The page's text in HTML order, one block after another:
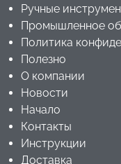
Ручные
Промышленное
Политика
Полезно
О компании
Новости
Начало
Контакты
Инструкции
Доставка